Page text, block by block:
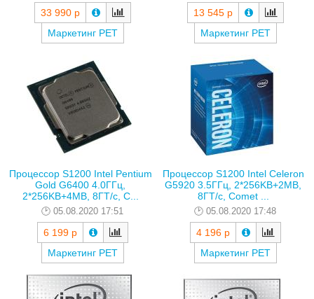
33 990 р
Маркетинг РЕТ
13 545 р
Маркетинг РЕТ
Процессор S1200 Intel Pentium
Gold G6400 4.0ГГц,
2*256KB+4MB, 8ГТ/с, C...
05.08.2020 17:51
6 199 р
Маркетинг РЕТ
Процессор S1200 Intel Celeron
G5920 3.5ГГц, 2*256KB+2MB,
8ГТ/с, Comet ...
05.08.2020 17:48
4 196 р
Маркетинг РЕТ